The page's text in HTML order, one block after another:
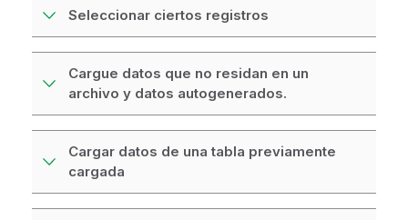
Seleccionar ciertos registros
Cargue datos que no residan en un
archivo y datos autogenerados.
Cargar datos de una tabla previamente
cargada